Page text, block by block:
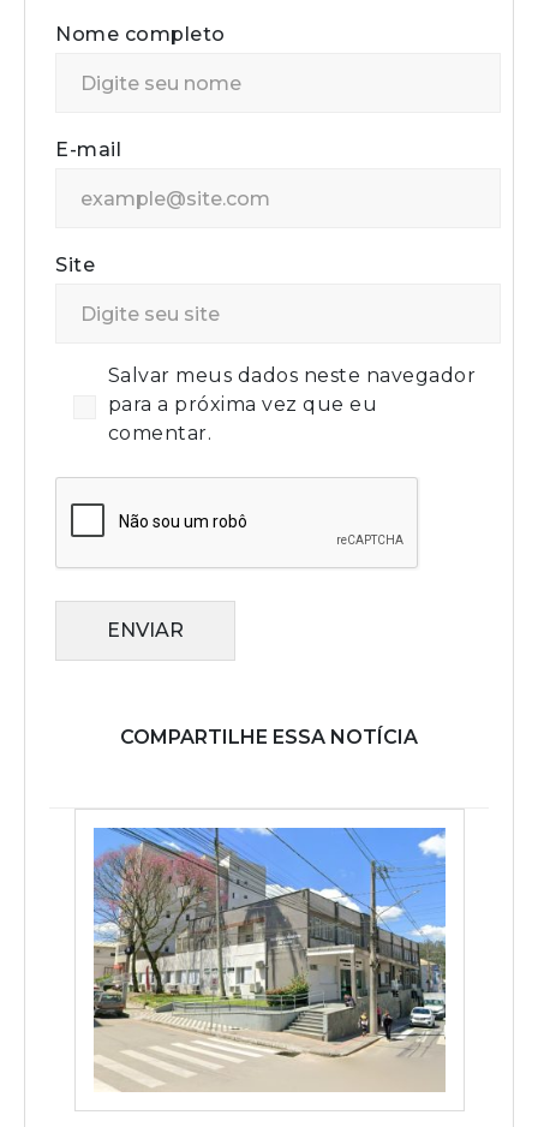
Nome completo
E-mail
Site
Salvar meus dados neste navegador
para a próxima vez que eu
comentar.
ENVIAR
COMPARTILHE ESSA NOTÍCIA